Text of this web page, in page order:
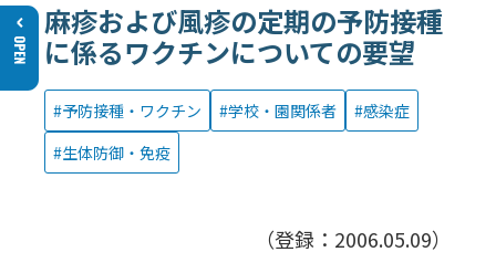
麻疹および風疹の定期の予防接種
に係るワクチンについての要望
予防接種・ワクチン 学校・園関係者
感染症
生体防御・免疫
（登録：2006.05.09）